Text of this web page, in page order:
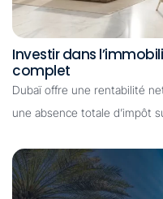
Investir dans
complet
Dubaï offre une rentabilité
une absence totale d’impôt